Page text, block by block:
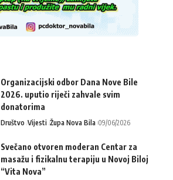
Organizacijski odbor Dana Nove Bile
2026. uputio riječi zahvale svim
donatorima
Društvo Vijesti Župa Nova Bila 09/06/2026
Svečano otvoren moderan Centar za
masažu i fizikalnu terapiju u Novoj Biloj
“Vita Nova”